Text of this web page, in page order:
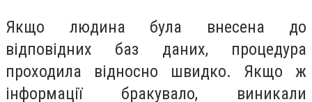
Якщо людина була внесена до
відповідних баз даних, процедура
проходила відносно швидко. Якщо ж
інформації бракувало, виникали